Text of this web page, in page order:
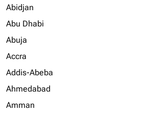
Abidjan
Abu Dhabi
Abuja
Accra
Addis-Abeba
Ahmedabad
Amman